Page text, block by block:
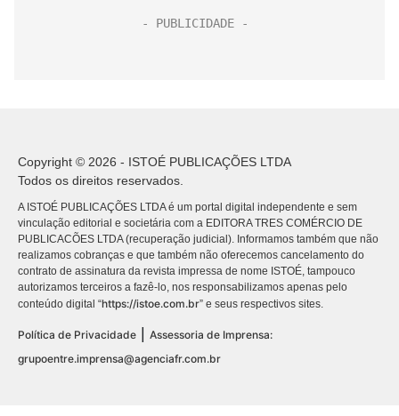
Copyright © 2026 - ISTOÉ PUBLICAÇÕES LTDA
Todos os direitos reservados.
A ISTOÉ PUBLICAÇÕES LTDA é um portal digital independente e sem
vinculação editorial e societária com a EDITORA TRES COMÉRCIO DE
PUBLICACÕES LTDA (recuperação judicial). Informamos também que não
realizamos cobranças e que também não oferecemos cancelamento do
contrato de assinatura da revista impressa de nome ISTOÉ, tampouco
autorizamos terceiros a fazê-lo, nos responsabilizamos apenas pelo
conteúdo digital “https://istoe.com.br” e seus respectivos sites.
Política de Privacidade
Assessoria de Imprensa:
grupoentre.imprensa@agenciafr.com.br